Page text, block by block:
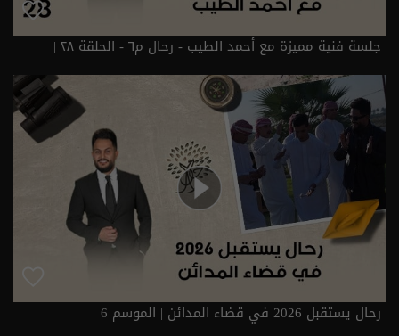
جلسة فنية مميزة مع أحمد الطيب - رحال م٦ - الحلقة ٢٨ |
الموسم 6
رحال يستقبل 2026 في قضاء المدائن | الموسم 6